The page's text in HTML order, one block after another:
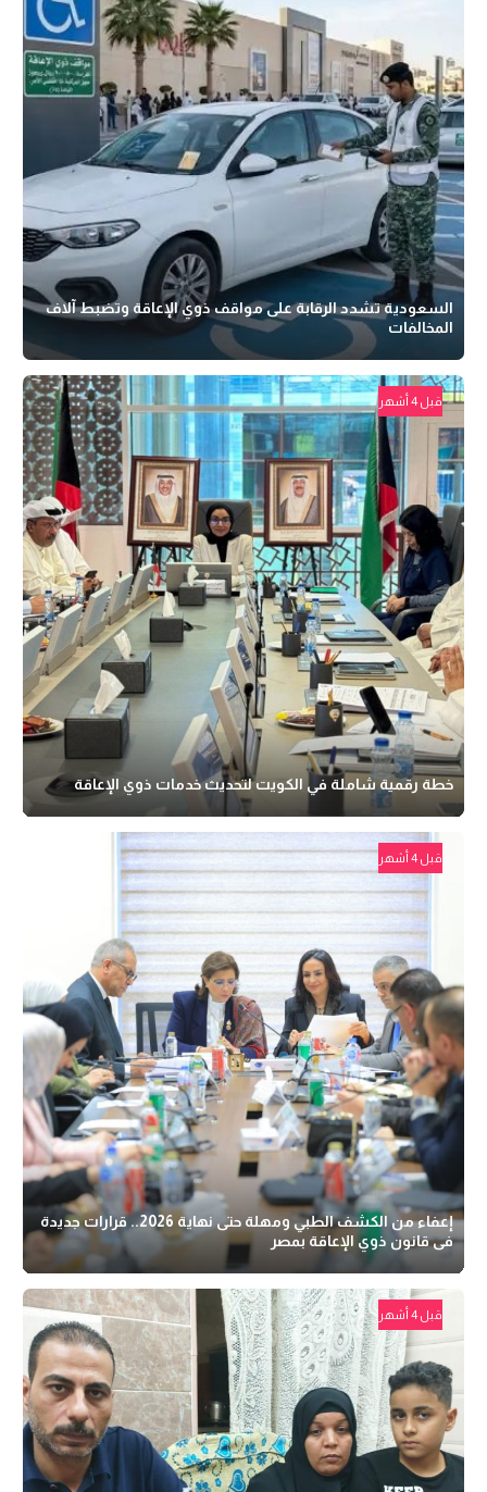
السعودية تشدد الرقابة على مواقف ذوي الإعاقة وتضبط آلاف
المخالفات
قبل 4 أشهر
خطة رقمية شاملة في الكويت لتحديث خدمات ذوي الإعاقة
قبل 4 أشهر
إعفاء من الكشف الطبي ومهلة حتى نهاية 2026.. قرارات جديدة
فى قانون ذوي الإعاقة بمصر
قبل 4 أشهر